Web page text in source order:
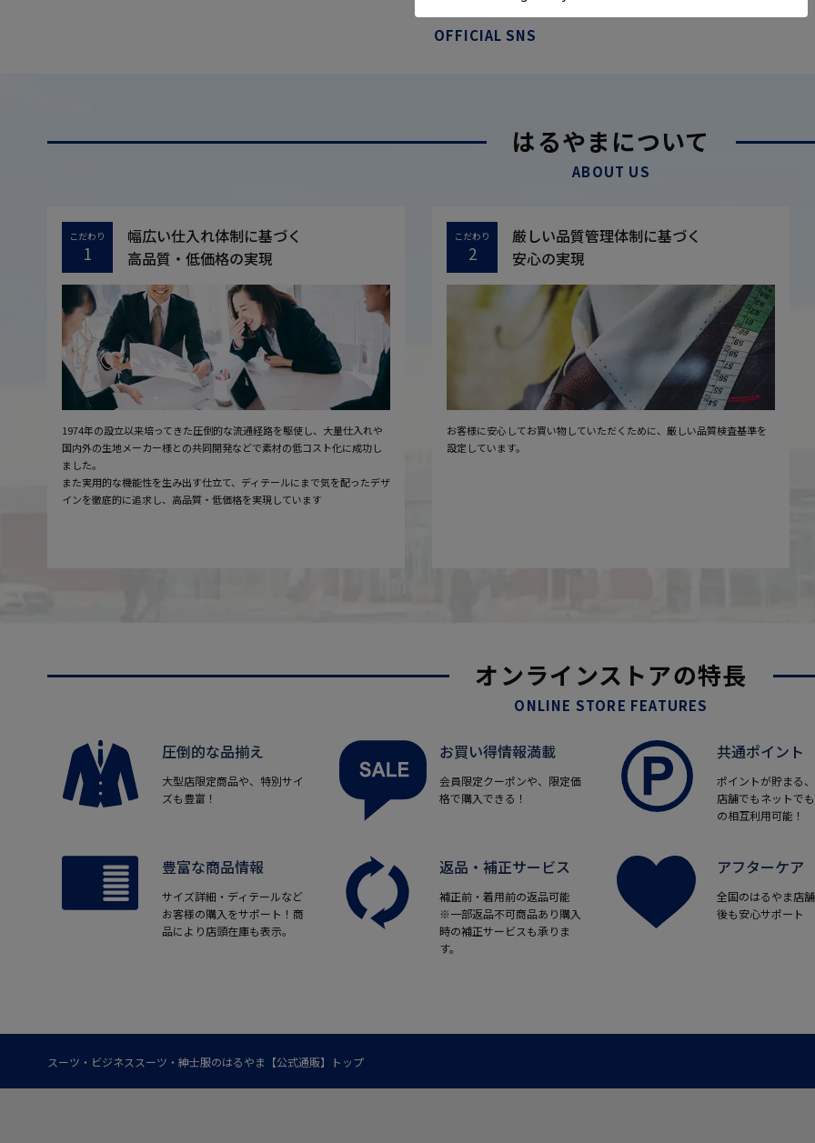
OFFICIAL SNS
はるやまについて
ABOUT US
こだわり
1
幅広い仕入れ体制に基づく
高品質・低価格の実現
1974年の設立以来培ってきた圧倒的な流通経路を駆使し、大量仕入れや
国内外の生地メーカー様との共同開発などで素材の低コスト化に成功し
ました。
また実用的な機能性を生み出す仕立て、ディテールにまで気を配ったデザ
インを徹底的に追求し、高品質・低価格を実現しています
こだわり
2
厳しい品質管理体制に基づく
安心の実現
お客様に安心してお買い物していただくために、厳しい品質検査基準を
設定しています。
オンラインストアの特長
ONLINE STORE FEATURES
圧倒的な品揃え
大型店限定商品や、特別サイ
ズも豊富！
お買い得情報満載
会員限定クーポンや、限定価
格で購入できる！
共通ポイント
ポイントが貯まる
店舗でもネットで
の相互利用可能！
豊富な商品情報
サイズ詳細・ディテールなど
お客様の購入をサポート！商
品により店頭在庫も表示。
返品・補正サービス
補正前・着用前の返品可能
※一部返品不可商品あり購入
時の補正サービスも承りま
す。
アフターケア
全国のはるやま店
後も安心サポート
スーツ・ビジネススーツ・紳士服のはるやま【公式通販】トップ